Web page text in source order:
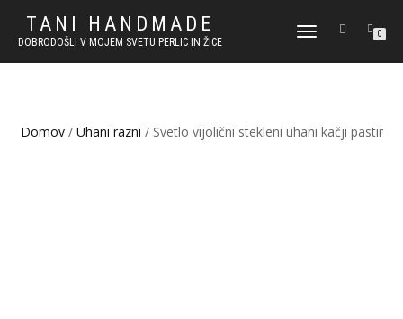
TANI HANDMADE
DOBRODOŠLI V MOJEM SVETU PERLIC IN ŽICE
VKLOPI/IZKLOPI
0
Domov/ Uhani razni / Svetlo vijolični stekleni uhani kačji pastir